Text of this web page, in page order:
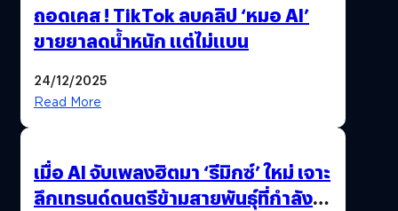
ถอดเคส ! TikTok ลบคลิป ‘หมอ AI’
ขายยาลดน้ำหนัก แต่ไม่แบน
24/12/2025
Read More
เมื่อ AI จับเพลงฮิตมา ‘รีมิกซ์’ ใหม่ เจาะ
ลึกเทรนด์ดนตรีข้ามสายพันธุ์ที่กำลัง